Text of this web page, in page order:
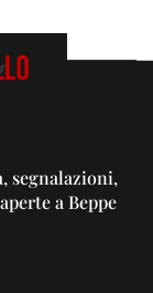
segnalazioni,
a Beppe